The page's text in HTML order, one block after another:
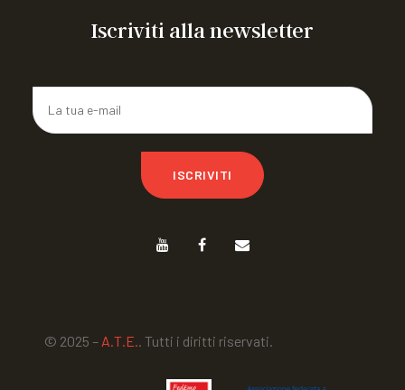
Iscriviti alla newsletter
ISCRIVITI
© 2025 – A.T.E.. Tutti i diritti riservati.